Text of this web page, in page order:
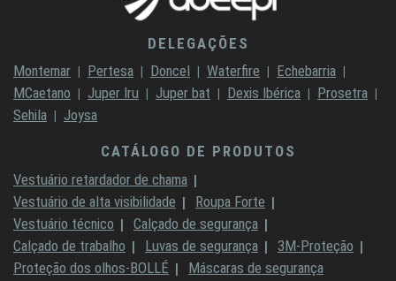
DELEGAÇÕES
Montemar
Pertesa Doncel Waterfire
Echebarria
MCaetano
Juper Iru Juper bat Dexis Ibérica
Prosetra
Sehila
Joysa
CATÁLOGO DE PRODUTOS
Vestuário retardador de chama
Vestuário de alta visibilidade
Roupa Forte
Vestuário técnico
Calçado de segurança
Calçado de trabalho
Luvas de segurança
3M-Proteção
Proteção dos olhos-BOLLÉ
Máscaras de segurança